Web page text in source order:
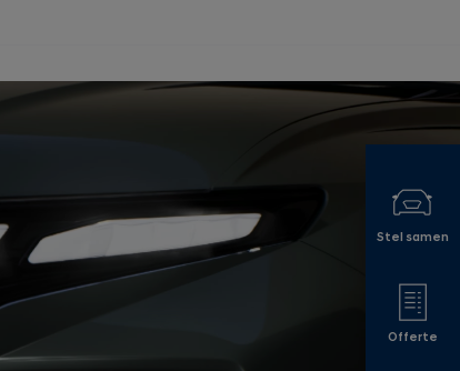
Stel samen
Offerte